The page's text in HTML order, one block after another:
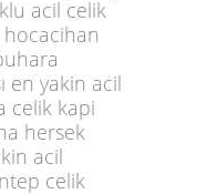
acil celik
en yakin acil
celik kapi
hersek
acil
celik